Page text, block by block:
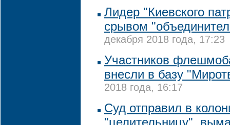
Лидер "Киевского
срывом
декабря 2018 года, 17:23
Участников
внесли в базу
2018 года, 16:17
Суд отправил в
"целительницу",